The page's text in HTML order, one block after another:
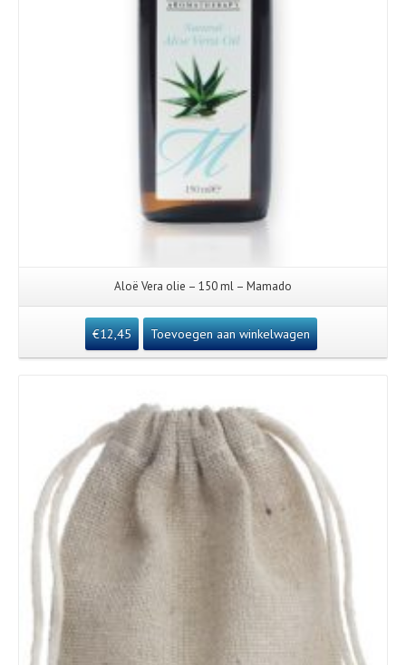
Aloë Vera olie – 150 ml – Mamado
€12,45 Toevoegen aan winkelwagen